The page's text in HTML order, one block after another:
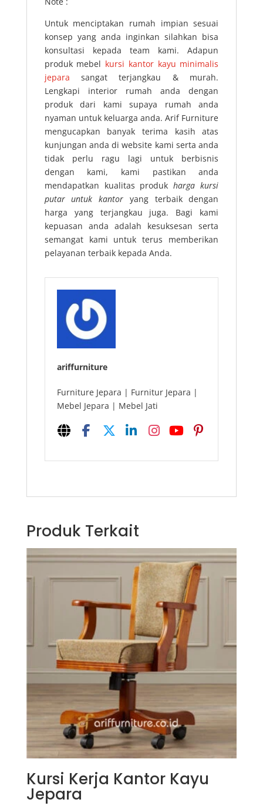
Untuk menciptakan rumah impian sesuai
konsep yang anda inginkan silahkan bisa
konsultasi kepada team kami. Adapun
produk mebel kursi kantor kayu minimalis
jepara sangat terjangkau & murah.
Lengkapi interior rumah anda dengan
produk dari kami supaya rumah anda
nyaman untuk keluarga anda. Arif Furniture
mengucapkan banyak terima kasih atas
kunjungan anda di website kami serta anda
tidak perlu ragu lagi untuk berbisnis
dengan kami, kami pastikan anda
mendapatkan kualitas produkharga kursi
putar untuk kantor yang terbaik dengan
harga yang terjangkau juga. Bagi kami
kepuasan anda adalah kesuksesan serta
semangat kami untuk terus memberikan
pelayanan terbaik kepada Anda.
ariffurniture
Furniture Jepara | Furnitur Jepara |
Mebel Jepara | Mebel Jati
Produk Terkait
Kursi Kerja Kantor Kayu
Jepara